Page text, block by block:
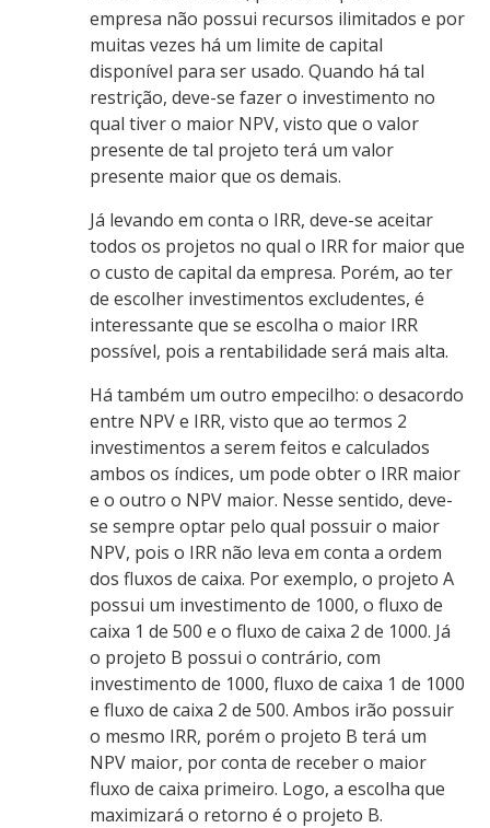
empresa não possui recursos ilimitados e por
muitas vezes há um limite de capital
disponível para ser usado. Quando há tal
restrição, deve-se fazer o investimento no
qual tiver o maior NPV, visto que o valor
presente de tal projeto terá um valor
presente maior que os demais.
Já levando em conta o IRR, deve-se aceitar
todos os projetos no qual o IRR for maior que
o custo de capital da empresa. Porém, ao ter
de escolher investimentos excludentes, é
interessante que se escolha o maior IRR
possível, pois a rentabilidade será mais alta.
Há também um outro empecilho: o desacordo
entre NPV e IRR, visto que ao termos 2
investimentos a serem feitos e calculados
ambos os índices, um pode obter o IRR maior
e o outro o NPV maior. Nesse sentido, deve-
se sempre optar pelo qual possuir o maior
NPV, pois o IRR não leva em conta a ordem
dos fluxos de caixa. Por exemplo, o projeto A
possui um investimento de 1000, o fluxo de
caixa 1 de 500 e o fluxo de caixa 2 de 1000. Já
o projeto B possui o contrário, com
investimento de 1000, fluxo de caixa 1 de 1000
e fluxo de caixa 2 de 500. Ambos irão possuir
o mesmo IRR, porém o projeto B terá um
NPV maior, por conta de receber o maior
fluxo de caixa primeiro. Logo, a escolha que
maximizará o retorno é o projeto B.